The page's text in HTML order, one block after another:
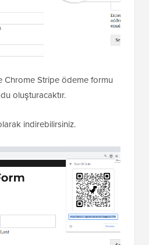
Chrome Stripe ödeme formu
oluşturacaktır.
indirebilirsiniz.